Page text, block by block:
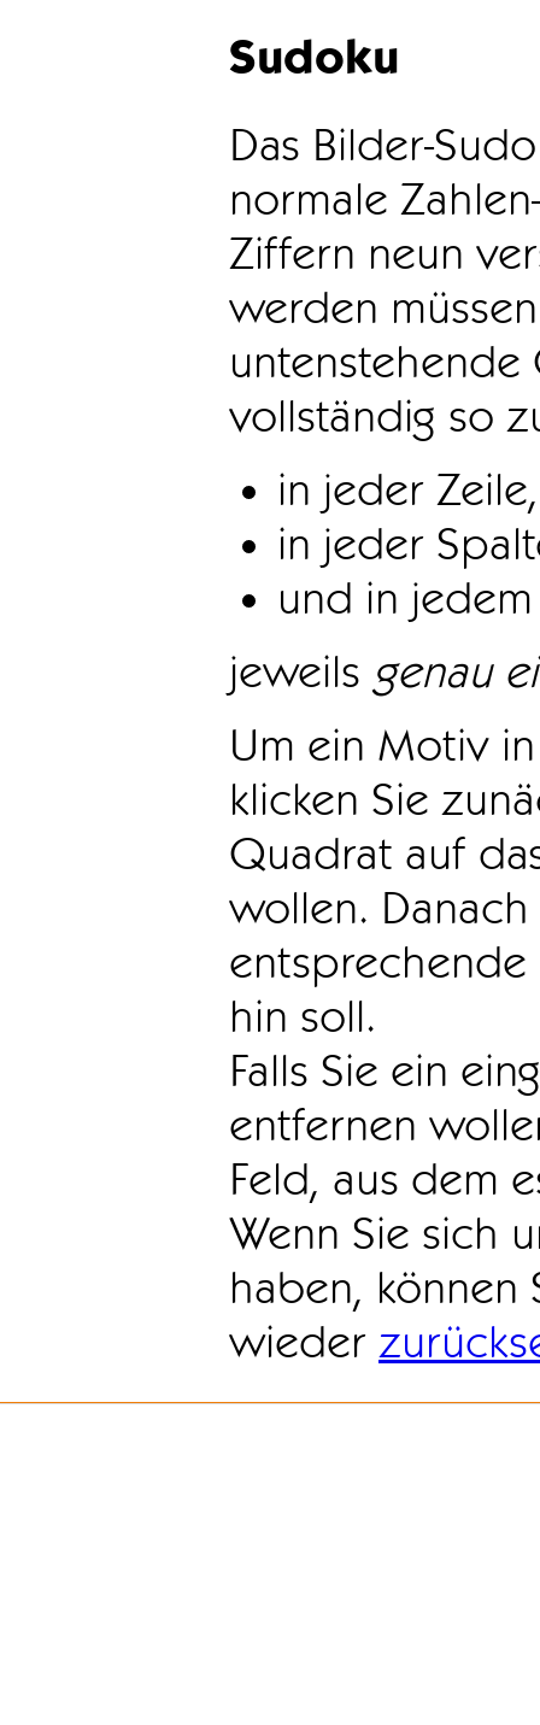
Sudoku
Das Bilder-
normale
Ziffern neun
werden
vollständig so
in jeder Zeile,
in jeder
und in
jeweils genau
Um ein Motiv
klicken Sie
Quadrat auf
wollen.
hin soll.
Falls Sie ein
entfernen
Feld, aus dem
Wenn Sie sich
haben, können
wieder